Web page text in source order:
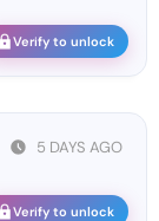
Verify to unlock
5 DAYS AGO
Verify to unlock